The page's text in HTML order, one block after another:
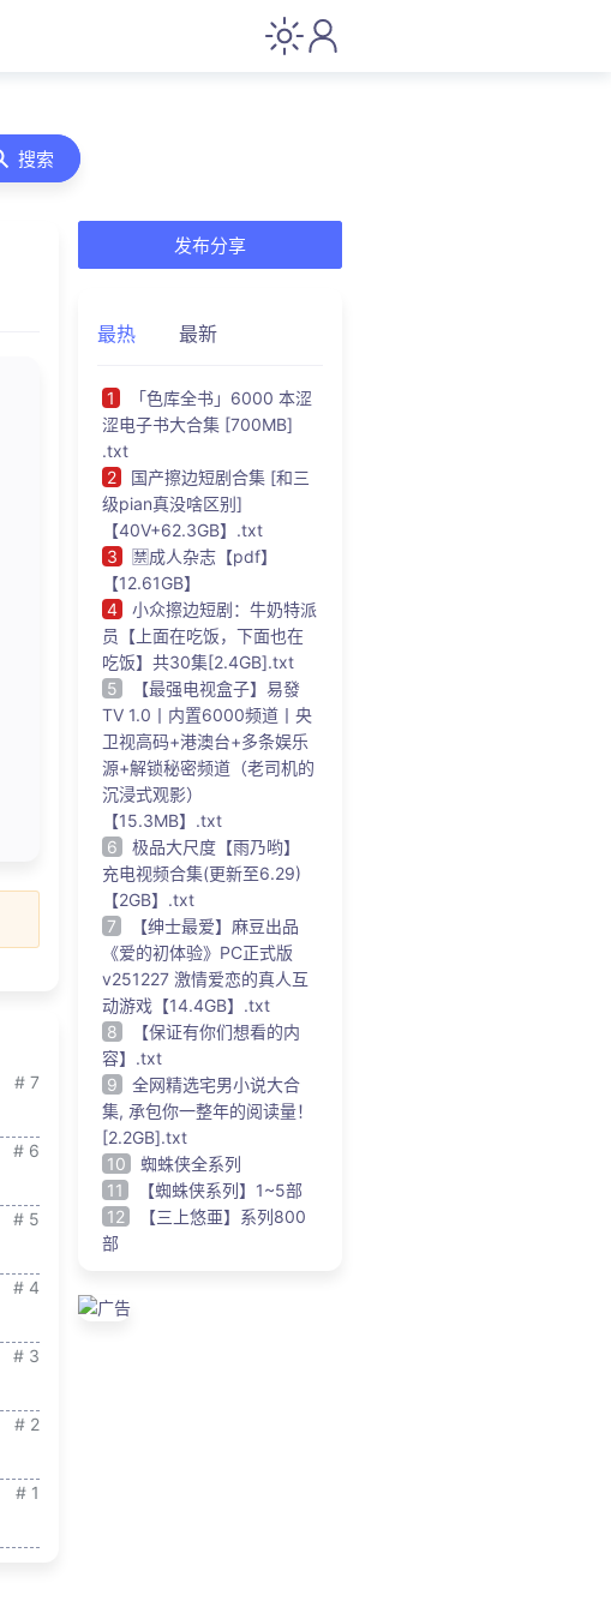
搜索
# 7
# 6
# 5
# 4
# 3
# 2
# 1
发布分享
最热 最新
1
「色库全书」6000 本涩
涩电子书大合集 [700MB]
.txt
2
国产擦边短剧合集 [和三
级pian真没啥区别]
【40V+62.3GB】.txt
3
🈲成人杂志【pdf】
【12.61GB】
4
小众擦边短剧：牛奶特派
员【上面在吃饭，下面也在
吃饭】共30集[2.4GB].txt
5
【最强电视盒子】易發
TV 1.0丨内置6000频道丨央
卫视高码+港澳台+多条娱乐
源+解锁秘密频道（老司机的
沉浸式观影）
【15.3MB】.txt
6
极品大尺度【雨乃哟】
充电视频合集(更新至6.29)
【2GB】.txt
7
【绅士最爱】麻豆出品
《爱的初体验》PC正式版
v251227 激情爱恋的真人互
动游戏【14.4GB】.txt
8
【保证有你们想看的内
容】.txt
9
全网精选宅男小说大合
集, 承包你一整年的阅读量！
[2.2GB].txt
10
蜘蛛侠全系列
11
【蜘蛛侠系列】1~5部
12
【三上悠亜】系列800
部